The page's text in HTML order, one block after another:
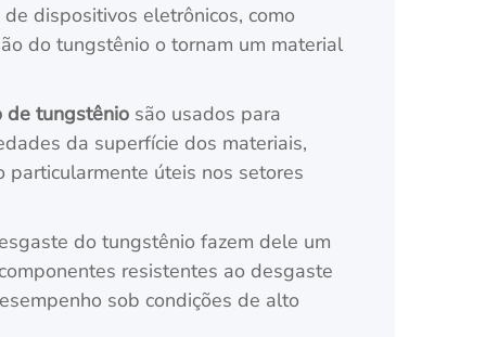
dispositivos eletrônicos, como
do tungstênio o tornam um material
de tungstênio são usados para
da superfície dos materiais,
úteis nos setores
do tungstênio fazem dele um
resistentes ao desgaste
sob condições de alto